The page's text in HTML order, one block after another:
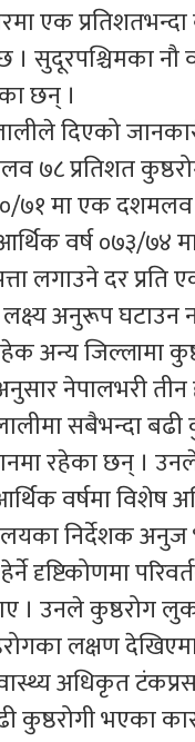
एक
सुदूरपश्चिमका
छन् ।
दिएको
७८ प्रतिशत
७१ मा एक
वर्ष ०७३/७४
लगाउने दर
लक्ष्य अनुरूप
अन्य जिल्लामा
नेपालभरी तीन
सबैभन्दा बढी
रहेका छन् ।
वर्षमा विशेष
निर्देशक
दृष्टिकोणमा
उनले कुष्ठरोग
लक्षण
अधिकृत
कुष्ठरोगी भएका